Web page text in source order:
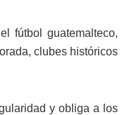
fútbol guatemalteco,
clubes históricos
y obliga a los